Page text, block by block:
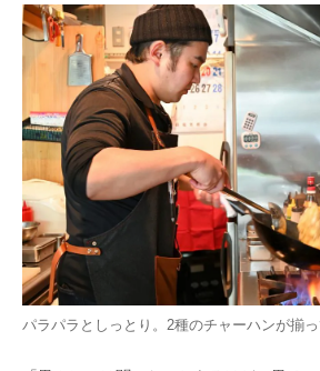
パラパラとしっとり。2種のチャーハンが揃っ